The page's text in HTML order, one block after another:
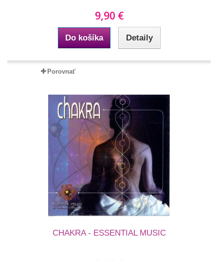
9,90 €
Do košíka Detaily
Porovnať
CHAKRA - ESSENTIAL MUSIC